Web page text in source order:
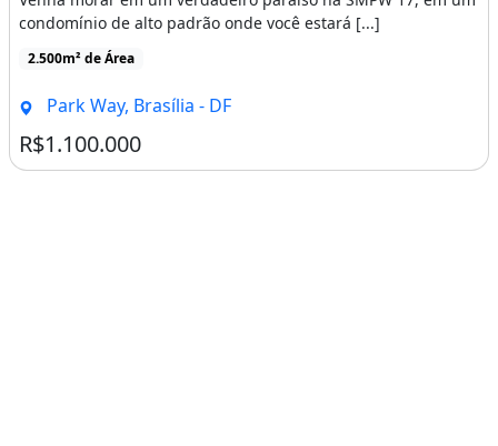
condomínio de alto padrão onde você estará [...]
2.500m² de Área
Park Way, Brasília - DF
R$1.100.000